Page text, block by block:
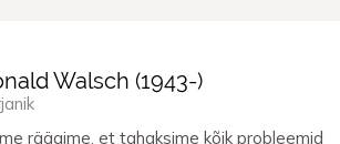
Walsch (1943-)
räägime, et tahaksime kõik probleemid